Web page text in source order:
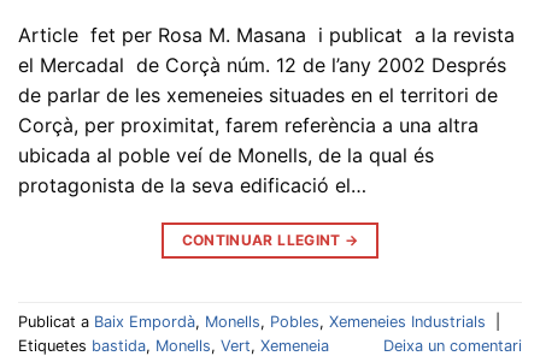
Article fet per Rosa M. Masana i publicat a la revista
el Mercadal de Corçà núm. 12 de l’any 2002 Després
de parlar de les xemeneies situades en el territori de
Corçà, per proximitat, farem referència a una altra
ubicada al poble veí de Monells, de la qual és
protagonista de la seva edificació el…
CONTINUAR LLEGINT →
Publicat a Baix Empordà, Monells, Pobles, Xemeneies Industrials
Etiquetes bastida, Monells, Vert, Xemeneia Deixa un comentari